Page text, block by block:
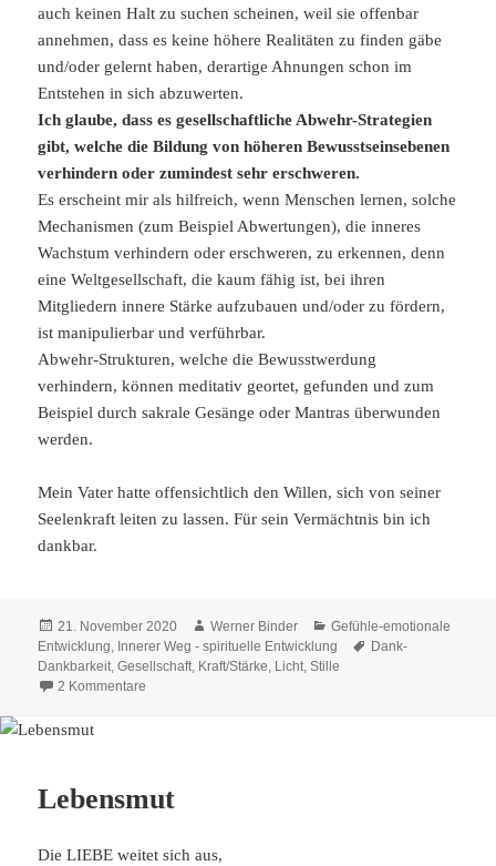
auch keinen Halt zu suchen scheinen, weil sie offenbar
annehmen, dass es keine höhere Realitäten zu finden gäbe
und/oder gelernt haben, derartige Ahnungen schon im
Entstehen in sich abzuwerten.
Ich glaube, dass es gesellschaftliche Abwehr-Strategien
gibt, welche die Bildung von höheren Bewusstseinsebenen
verhindern oder zumindest sehr erschweren.
Es erscheint mir als hilfreich, wenn Menschen lernen, solche
Mechanismen (zum Beispiel Abwertungen), die inneres
Wachstum verhindern oder erschweren, zu erkennen, denn
eine Weltgesellschaft, die kaum fähig ist, bei ihren
Mitgliedern innere Stärke aufzubauen und/oder zu fördern,
ist manipulierbar und verführbar.
Abwehr-Strukturen, welche die Bewusstwerdung
verhindern, können meditativ geortet, gefunden und zum
Beispiel durch sakrale Gesänge oder Mantras überwunden
werden.
Mein Vater hatte offensichtlich den Willen, sich von seiner
Seelenkraft leiten zu lassen. Für sein Vermächtnis bin ich
dankbar.
Veröffentlicht
am
21. November 2020 Autor
Werner Binder Kategorien
Gefühle-emotionale
Entwicklung, Innerer Weg - spirituelle Entwicklung Schlagwörter
Dank-
Dankbarkeit,Gesellschaft, Kraft/Stärke, Licht,Stille
2 Kommentare
Lebensmut
Die LIEBE weitet sich aus,